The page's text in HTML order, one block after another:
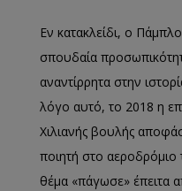
Εν κατακλείδι, ο
σπουδαία
αναντίρρητα στην
λόγο αυτό, το 2018 η
Χιλιανής βουλής
ποιητή στο αεροδρόμιο
θέμα «πάγωσε» έπειτα